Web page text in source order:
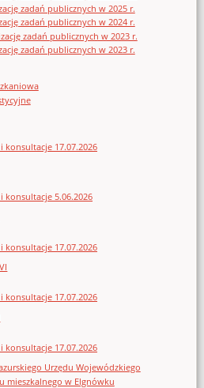
zadań publicznych w 2025 r.
zadań publicznych w 2024 r.
zadań publicznych w 2023 r.
zadań publicznych w 2023 r.
17.07.2026
5.06.2026
17.07.2026
17.07.2026
17.07.2026
Urzędu Wojewódzkiego
mieszkalnego w Elgnówku